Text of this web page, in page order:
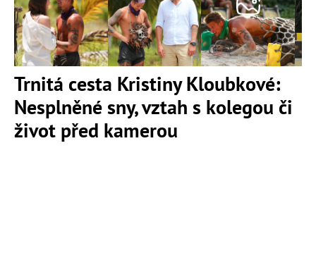
Trnitá cesta Kristiny Kloubkové:
Nesplněné sny, vztah s kolegou či
život před kamerou